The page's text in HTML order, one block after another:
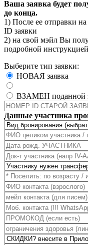
Ваша заявка будет
до конца.
1) После ее отправки
ID заявки
2) на свой мэйл Вы
подробной
Выберите тип заявки:
НОВАЯ заявка
ВЗАМЕН поданной
Данные участника